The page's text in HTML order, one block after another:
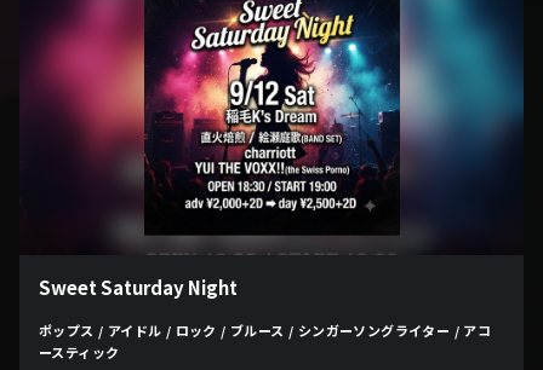
Sweet Saturday Night
ポップス / アイドル / ロック / ブルース / シンガーソングライター / アコ
ースティック